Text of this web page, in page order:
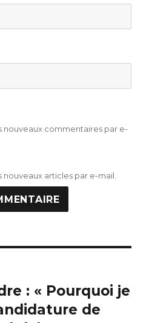
nouveaux commentaires par e-
articles par e-mail.
: « Pourquoi je
de